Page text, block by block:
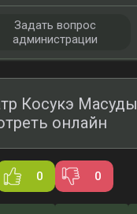
Косукэ Масуды
онлайн
0 0
Задать вопрос
администрации